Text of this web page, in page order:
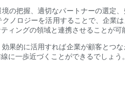
の把握、適切なパートナーの選
ノロジーを活用することで、企業
ィングの領域と連携させることが可
果的に活用すれば企業が顧客と
に一歩近づくことができるでしょう。